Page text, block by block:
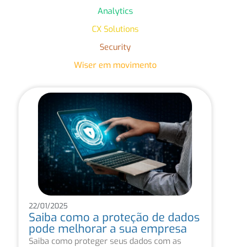
Analytics
CX Solutions
Security
Wiser em movimento
22/01/2025
Saiba como a proteção de dados
pode melhorar a sua empresa
Saiba como proteger seus dados com as